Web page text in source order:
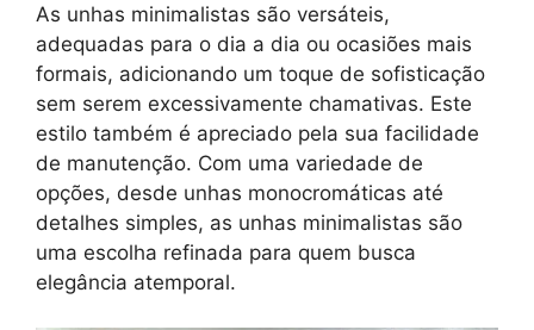
As unhas minimalistas são versáteis,
adequadas para o dia a dia ou ocasiões mais
formais, adicionando um toque de sofisticação
sem serem excessivamente chamativas. Este
estilo também é apreciado pela sua facilidade
de manutenção. Com uma variedade de
opções, desde unhas monocromáticas até
detalhes simples, as unhas minimalistas são
uma escolha refinada para quem busca
elegância atemporal.